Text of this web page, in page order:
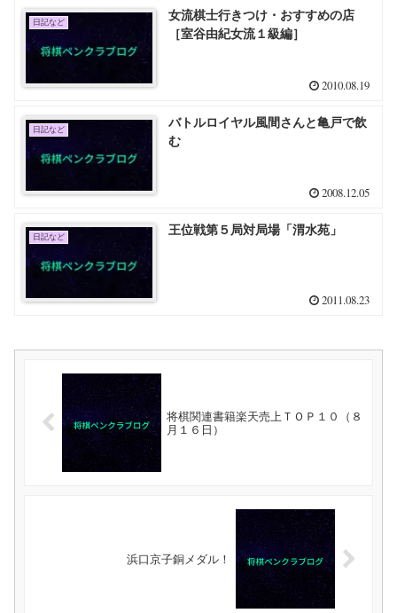
日記など
女流棋士行きつけ・おすすめの店
［室谷由紀女流１級編］
2010.08.19
日記など
バトルロイヤル風間さんと亀戸で飲
む
2008.12.05
日記など 王位戦第５局対局場「渭水苑」
2011.08.23
将棋関連書籍楽天売上ＴＯＰ１０（８
月１６日）
浜口京子銅メダル！